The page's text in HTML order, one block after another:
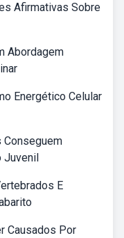
Afirmativas Sobre
Abordagem
Energético Celular
Conseguem
Juvenil
E
Causados Por